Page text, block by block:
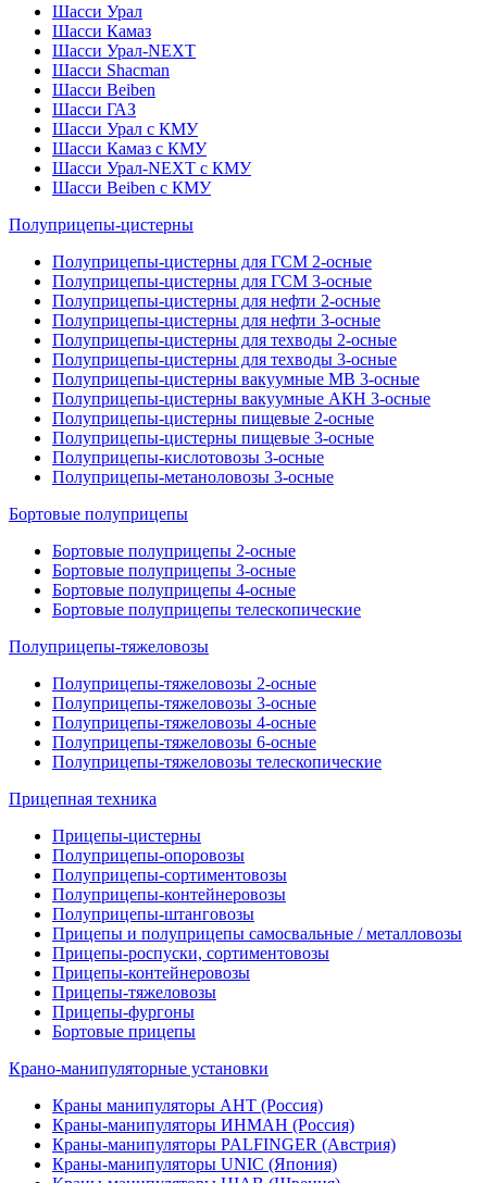
Шасси Урал
Шасси Камаз
Шасси Урал-NEXT
Шасси Shacman
Шасси Beiben
Шасси ГАЗ
Шасси Урал с КМУ
Шасси Камаз с КМУ
Шасси Урал-NEXT с КМУ
Шасси Beiben с КМУ
Полуприцепы-цистерны
Полуприцепы-цистерны для ГСМ 2-осные
Полуприцепы-цистерны для ГСМ 3-осные
Полуприцепы-цистерны для нефти 2-осные
Полуприцепы-цистерны для нефти 3-осные
Полуприцепы-цистерны для техводы 2-осные
Полуприцепы-цистерны для техводы 3-осные
Полуприцепы-цистерны вакуумные МВ 3-осные
Полуприцепы-цистерны вакуумные АКН 3-осные
Полуприцепы-цистерны пищевые 2-осные
Полуприцепы-цистерны пищевые 3-осные
Полуприцепы-кислотовозы 3-осные
Полуприцепы-метаноловозы 3-осные
Бортовые полуприцепы
Бортовые полуприцепы 2-осные
Бортовые полуприцепы 3-осные
Бортовые полуприцепы 4-осные
Бортовые полуприцепы телескопические
Полуприцепы-тяжеловозы
Полуприцепы-тяжеловозы 2-осные
Полуприцепы-тяжеловозы 3-осные
Полуприцепы-тяжеловозы 4-осные
Полуприцепы-тяжеловозы 6-осные
Полуприцепы-тяжеловозы телескопические
Прицепная техника
Прицепы-цистерны
Полуприцепы-опоровозы
Полуприцепы-сортиментовозы
Полуприцепы-контейнеровозы
Полуприцепы-штанговозы
Прицепы и полуприцепы самосвальные / металловозы
Прицепы-роспуски, сортиментовозы
Прицепы-контейнеровозы
Прицепы-тяжеловозы
Прицепы-фургоны
Бортовые прицепы
Крано-манипуляторные установки
Краны манипуляторы АНТ (Россия)
Краны-манипуляторы ИНМАН (Россия)
Краны-манипуляторы PALFINGER (Австрия)
Краны-манипуляторы UNIC (Япония)